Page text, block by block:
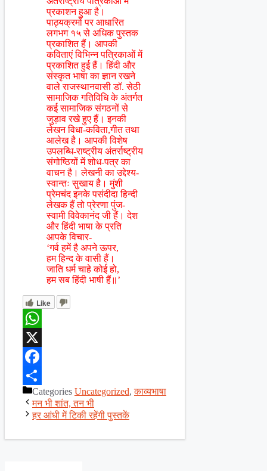
प्रकाशन हुआ है।
पाठ्यक्रमों पर आधारित
लगभग १५ से अधिक पुस्तक
प्रकाशित हैं। आपकी
कविताएं विभिन्न पत्रिकाओं में
प्रकाशित हुई हैं। हिंदी और
संस्कृत भाषा का ज्ञान रखने
वाले राजस्थानवासी डॉ. सेठी
सामाजिक गतिविधि के अंतर्गत
कई सामाजिक संगठनों से
जुड़ाव रखे हुए हैं। इनकी
लेखन विधा-कविता,गीत तथा
आलेख है। आपकी विशेष
उपलब्धि-राष्ट्रीय अंतर्राष्ट्रीय
संगोष्ठियों में शोध-पत्र का
वाचन है। लेखनी का उद्देश्य-
स्वान्तः सुखाय है। मुंशी
प्रेमचंद इनके पसंदीदा हिन्दी
लेखक हैं तो प्रेरणा पुंज-
स्वामी विवेकानंद जी हैं। देश
और हिंदी भाषा के प्रति
आपके विचार-
‘गर्व हमें है अपने ऊपर,
हम हिन्द के वासी हैं।
जाति धर्म चाहे कोई हो,
हम सब हिंदी भाषी हैं॥’
Like
WhatsApp
X
Facebook
ShareCategories Uncategorized,काव्यभाषा
मन भी शांत, तन भी
हर आंधी में टिकी रहेंगी पुस्तकें